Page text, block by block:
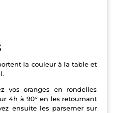
la couleur à la table et
vos oranges en rondelles
4h à 90° en les retournant
ensuite les parsemer sur